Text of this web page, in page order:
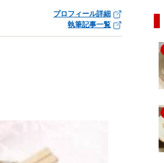
プロフィール詳細
執筆記事一覧